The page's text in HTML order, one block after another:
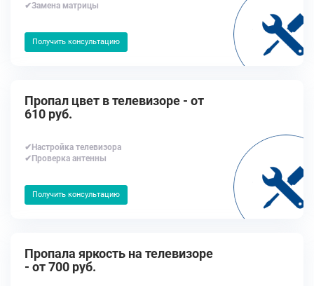
✔Замена матрицы
Получить консультацию
Пропал цвет в телевизоре - от
610 руб.
✔Настройка телевизора
✔Проверка антенны
Получить консультацию
Пропала яркость на телевизоре
- от 700 руб.